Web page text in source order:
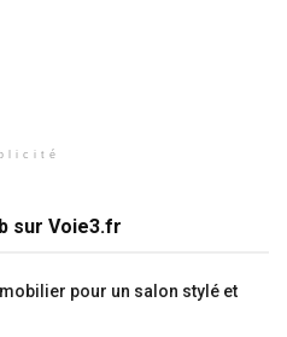
sur Voie3.fr
pour un salon stylé et